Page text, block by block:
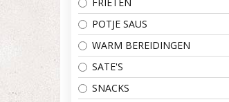
POTJE SAUS
WARM BEREIDINGEN
SATE'S
SNACKS